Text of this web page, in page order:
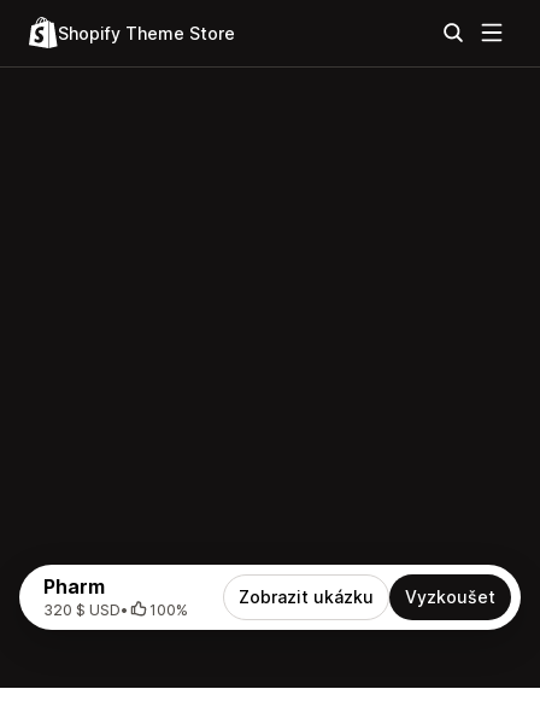
Shopify Theme Store
Pharm
320 $ USD• 100%
Zobrazit ukázku Vyzkoušet